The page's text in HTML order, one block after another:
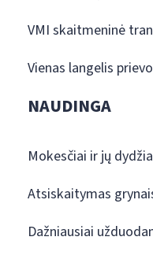
VMI skaitmeninė
Vienas langelis
NAUDINGA
Mokesčiai ir jų
Atsiskaitymas
Dažniausiai